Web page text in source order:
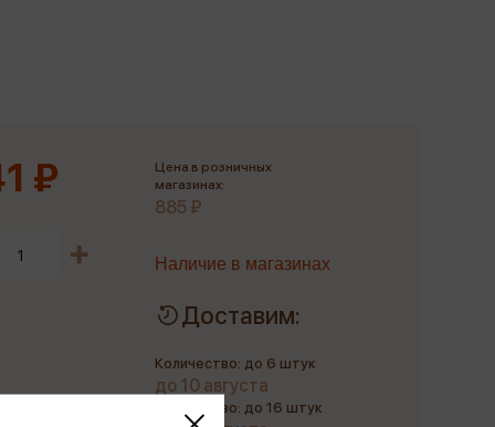
₽
Цена в розничных
магазинах:
885 ₽
Наличие в магазинах
Доставим:
Количество: до 6 штук
до 10 августа
Количество: до 16 штук